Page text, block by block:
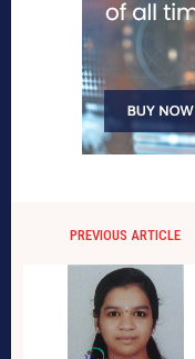
PREVIOUS ARTICLE